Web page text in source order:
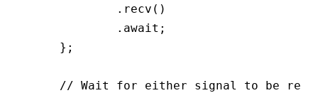
            .
recv ()
            .await
;
    };
// Wait for either signal to be